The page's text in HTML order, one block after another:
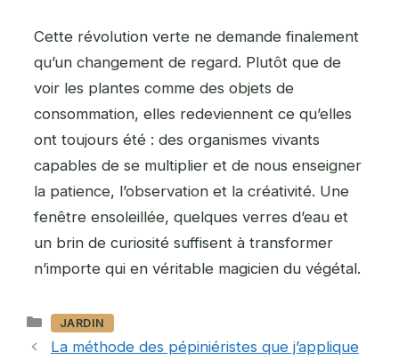
Cette révolution verte ne demande finalement
qu’un changement de regard. Plutôt que de
voir les plantes comme des objets de
consommation, elles redeviennent ce qu’elles
ont toujours été : des organismes vivants
capables de se multiplier et de nous enseigner
la patience, l’observation et la créativité. Une
fenêtre ensoleillée, quelques verres d’eau et
un brin de curiosité suffisent à transformer
n’importe qui en véritable magicien du végétal.
Catégories
JARDIN
La méthode des pépiniéristes que j’applique